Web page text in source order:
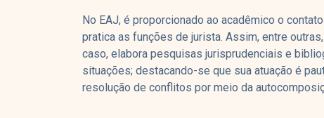
No EAJ, é proporcionado ao acadêmico o
pratica as funções de jurista. Assim, entre
caso, elabora pesquisas jurisprudenciais e
situações; destacando-se que sua atuação é
resolução de conflitos por meio da